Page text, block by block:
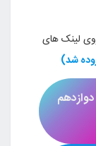
لینک های
شد)